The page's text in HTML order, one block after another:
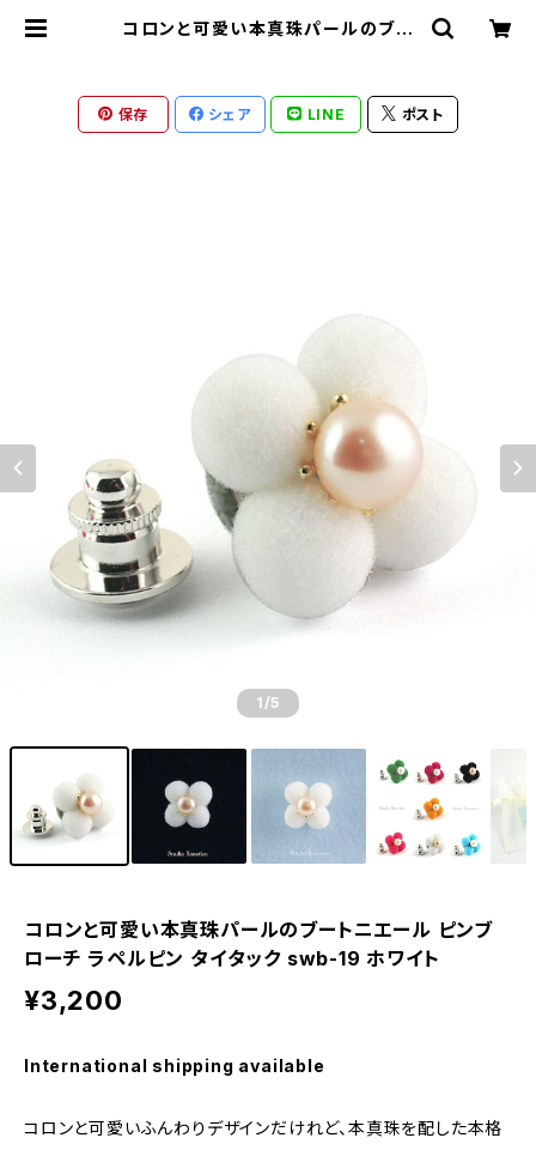
コロンと可愛い本真珠パールのブー
保存 シェア LINE ポスト
1 /5
コロンと可愛い本真珠パールのブートニエール ピンブ
ローチ ラペルピン タイタック swb-19 ホワイト
¥3,200
International shipping available
コロンと可愛いふんわりデザインだけれど、本真珠を配した本格